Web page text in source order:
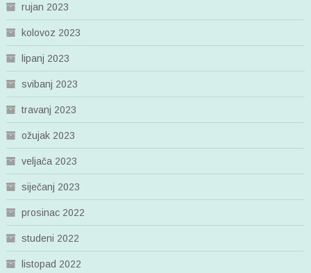
rujan 2023
kolovoz 2023
lipanj 2023
svibanj 2023
travanj 2023
ožujak 2023
veljača 2023
siječanj 2023
prosinac 2022
studeni 2022
listopad 2022